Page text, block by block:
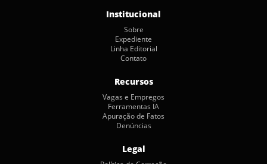
Institucional
Sobre
Expediente
Linha Editorial
Contato
Recursos
Vagas e Empregos
Ferramentas IA
Apuração de Fatos
Denúncias
Legal